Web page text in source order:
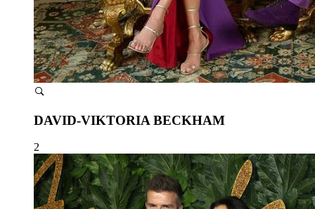
DAVID-VIKTORIA BECKHAM
2